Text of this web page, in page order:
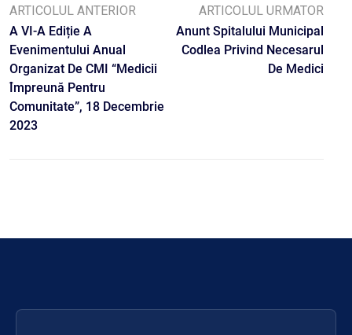
ARTICOLUL ANTERIOR
A VI-A Ediție A
Evenimentului Anual
Organizat De CMI “Medicii
Împreună Pentru
Comunitate”, 18 Decembrie
2023
ARTICOLUL URMATOR
Anunt Spitalului Municipal
Codlea Privind Necesarul
De Medici